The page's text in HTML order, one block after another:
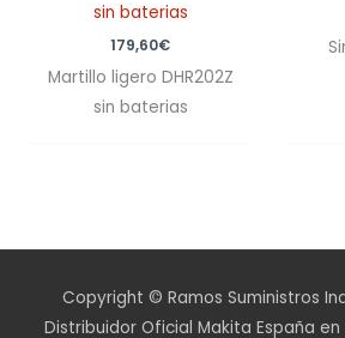
sin baterias
179,60€
Martillo ligero DHR202Z
sin baterias
Copyright © Ramos Suministros
Distribuidor Oficial Makita España